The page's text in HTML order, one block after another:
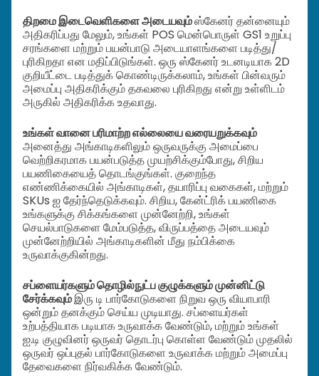
திறமை இடைவெளிகளை அடையவும்ஸ்கேனர் தன்னையும்
அதிகரிப்பது மேலும், உங்கள் POS மென்பொருள் GS1 உறுப்பு
சரங்களை மற்றும் பயன்பாடு அடையாளங்களை படித்து/
புரிகிறதா என மதிப்பிடுங்கள். ஒரு ஸ்கேனர் உடனடியாக 2D
குறியீட்டை படித்துக் கொண்டிருக்கலாம், உங்கள் பின்வரும்
அமைப்பு அதிகரிக்கும் தகவலை புரிகிறது என்று உள்ளிடம்
அருகில் அதிகரிக்க உதவாது.
உங்கள் வானை பரிமாற்ற எல்லையை வரையறுக்கவும்
அனைத்து அங்காடிகளிலும் ஒருவருக்கு அமைப்பை
வெற்றிகரமாக பயன்படுத்த முயற்சிக்கும்போது, சிறிய
பயணிகையைத் தொடங்குங்கள். குறைந்த
எண்ணிக்கையில் அங்காடிகள், தயாரிப்பு வகைகள், மற்றும்
SKUs ஐ தேர்ந்தெடுக்கவும். சிறிய, கேன்ட்ரிக் பயணிகை
உங்களுக்கு சிக்கங்களை முன்னேற்றி, உங்கள்
செயல்பாடுகளை மேம்படுத்த, விருப்பத்தை அடையவும்
முன்னேற்றியில் அங்காடிகளின் மீது நம்பிக்கை
உருவாக்குகின்றது.
சப்ளையர்களும் தொழில்நுட்ப குழுக்களும் முன்னிட்டு
சேர்க்கவும்இரு டி பார்கோடுகளை நிறுவ ஒரு வியாபாரி
ஒன்றும் தனக்கும் செய்ய முடியாது. சப்ளையர்கள்
உற்பத்தியாக படியாக உருவாக்க வேண்டும், மற்றும் உங்கள்
ஐ.டி குழுவினர் ஒருவர் தொடர்பு கொள்ள வேண்டும் முதலில்
ஒருவர் ஒப்புதல் பார்கோடுகளை உருவாக்க மற்றும் அமைப்பு
தேவைகளை நிர்வகிக்க வேண்டும்.